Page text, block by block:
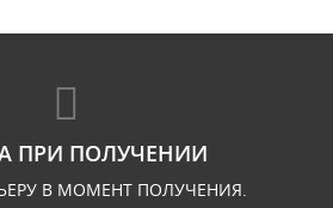
ПРИ ПОЛУЧЕНИИ
В МОМЕНТ ПОЛУЧЕНИЯ.